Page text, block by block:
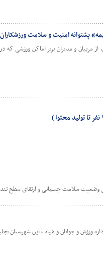
پشتوانه امنیت و سلامت ورزشکاران
از مربیان و مدیران برتر اماکن ورزشی
وضعیت سلامت جسمانی و ارتقای سطح
ورزش و جوانان و هیات این شهرستان